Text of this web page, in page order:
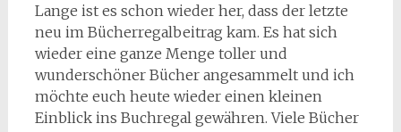
Lange ist es schon wieder her, dass der letzte
neu im Bücherregalbeitrag kam. Es hat sich
wieder eine ganze Menge toller und
wunderschöner Bücher angesammelt und ich
möchte euch heute wieder einen kleinen
Einblick ins Buchregal gewähren. Viele Bücher